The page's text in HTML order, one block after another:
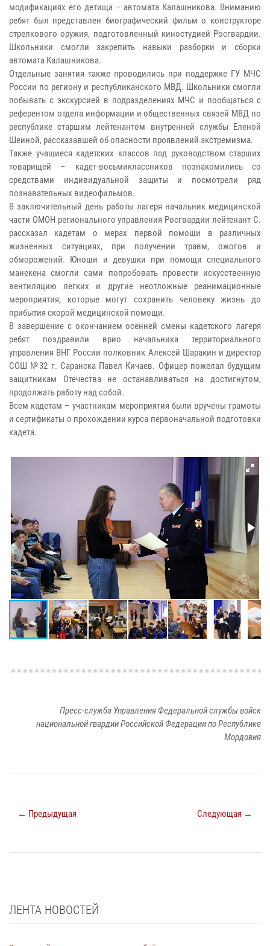
модификациях его детища – автомата Калашникова. Вниманию
ребят был представлен биографический фильм о конструкторе
стрелкового оружия, подготовленный киностудией Росгвардии.
Школьники смогли закрепить навыки разборки и сборки
автомата Калашникова.
Отдельные занятия также проводились при поддержке ГУ МЧС
России по региону и республиканского МВД. Школьники смогли
побывать с экскурсией в подразделениях МЧС и пообщаться с
референтом отдела информации и общественных связей МВД по
республике старшим лейтенантом внутренней службы Еленой
Шеиной, рассказавшей об опасности проявлений экстремизма.
Также учащиеся кадетских классов под руководством старших
товарищей – кадет-восьмиклассников познакомились со
средствами индивидуальной защиты и посмотрели ряд
познавательных видеофильмов.
В заключительный день работы лагеря начальник медицинской
части ОМОН регионального управления Росгвардии лейтенант С.
рассказал кадетам о мерах первой помощи в различных
жизненных ситуациях, при получении травм, ожогов и
обморожений. Юноши и девушки при помощи специального
манекена смогли сами попробовать провести искусственную
вентиляцию легких и другие неотложные реанимационные
мероприятия, которые могут сохранить человеку жизнь до
прибытия скорой медицинской помощи.
В завершение с окончанием осенней смены кадетского лагеря
ребят поздравили врио начальника территориального
управления ВНГ России полковник Алексей Шаракин и директор
СОШ №32 г. Саранска Павел Кичаев. Офицер пожелал будущим
защитникам Отечества не останавливаться на достигнутом,
продолжать работу над собой.
Всем кадетам – участникам мероприятия были вручены грамоты
и сертификаты о прохождении курса первоначальной подготовки
кадета.
Пресс-служба Управления Федеральной службы войск
национальной гвардии Российской Федерации по Республике
Мордовия
← Предыдущая Следующая →
ЛЕНТА НОВОСТЕЙ